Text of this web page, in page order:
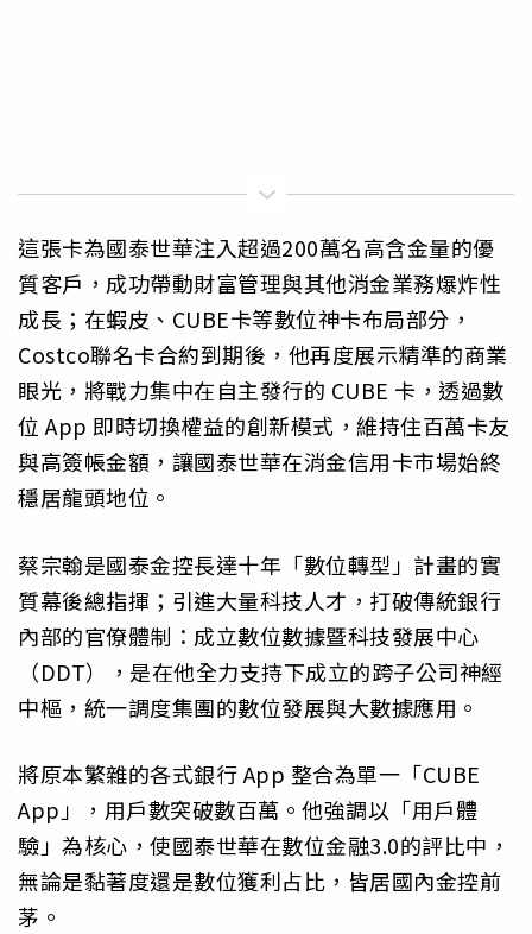
這張卡為國泰世華注入超過200萬名高含金量的優
質客戶，成功帶動財富管理與其他消金業務爆炸性
成長；在蝦皮、CUBE卡等數位神卡布局部分，
Costco聯名卡合約到期後，他再度展示精準的商業
眼光，將戰力集中在自主發行的 CUBE 卡，透過數
位 App 即時切換權益的創新模式，維持住百萬卡友
與高簽帳金額，讓國泰世華在消金信用卡市場始終
穩居龍頭地位。
蔡宗翰是國泰金控長達十年「數位轉型」計畫的實
質幕後總指揮；引進大量科技人才，打破傳統銀行
內部的官僚體制：成立數位數據暨科技發展中心
（DDT），是在他全力支持下成立的跨子公司神經
中樞，統一調度集團的數位發展與大數據應用。
將原本繁雜的各式銀行 App 整合為單一「CUBE
App」，用戶數突破數百萬。他強調以「用戶體
驗」為核心，使國泰世華在數位金融3.0的評比中，
無論是黏著度還是數位獲利占比，皆居國內金控前
茅。